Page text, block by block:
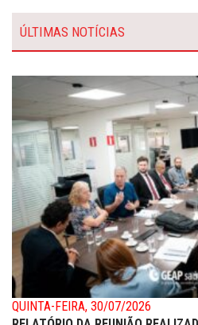
ÚLTIMAS NOTÍCIAS
QUINTA-FEIRA, 30/07/2026